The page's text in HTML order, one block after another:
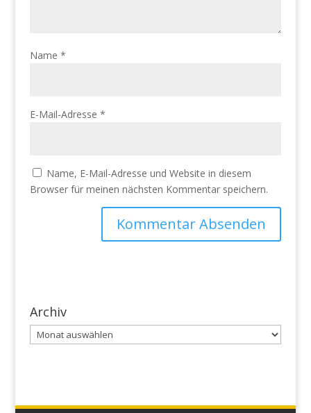
Name *
E-Mail-Adresse *
Name, E-Mail-Adresse und Website in diesem
Browser für meinen nächsten Kommentar speichern.
Archiv
Archiv